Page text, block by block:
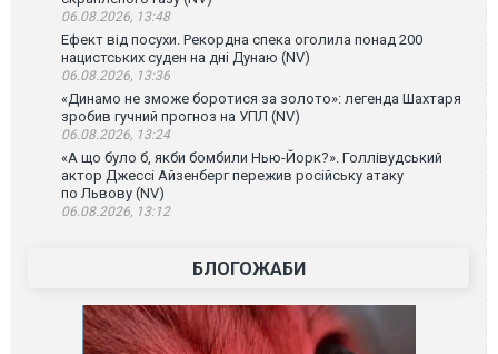
06.08.2026, 13:48
Ефект від посухи. Рекордна спека оголила понад 200
нацистських суден на дні Дунаю (NV)
06.08.2026, 13:36
«Динамо не зможе боротися за золото»: легенда Шахтаря
зробив гучний прогноз на УПЛ (NV)
06.08.2026, 13:24
«А що було б, якби бомбили Нью-Йорк?». Голлівудський
актор Джессі Айзенберг пережив російську атаку
по Львову (NV)
06.08.2026, 13:12
БЛОГОЖАБИ